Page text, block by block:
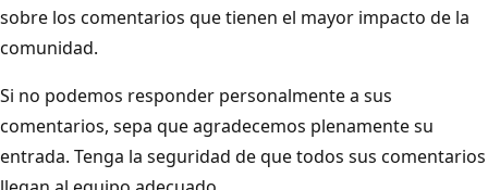
sobre los comentarios que tienen el mayor impacto de la
comunidad.
Si no podemos responder personalmente a sus
comentarios, sepa que agradecemos plenamente su
entrada. Tenga la seguridad de que todos sus comentarios